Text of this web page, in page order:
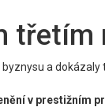
a
v prestižním